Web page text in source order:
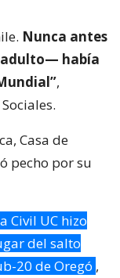
Nunca antes
había
,
Casa de
pecho por su
Civil UC hizo
del salto
20 de Oregó ,